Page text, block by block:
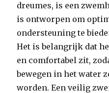
dreumes, is een
is ontworpen om
ondersteuning te
Het is belangrijk dat
en comfortabel zit,
bewegen in het water
worden. Een veilig